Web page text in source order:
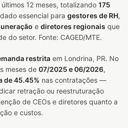
últimos 12 meses, totalizando 175
essencial para gestores de RH,
e diretores regionais que
do setor. Fonte: CAGED/MTE.
restrita em Londrina, PR. No
meses de 07/2025 e 06/2026,
de 45.45% nas contratações —
retração ou reestruturação
de CEOs e diretores quanto a
e custos.